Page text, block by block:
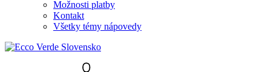
Možnosti platby
Kontakt
Všetky témy nápovedy